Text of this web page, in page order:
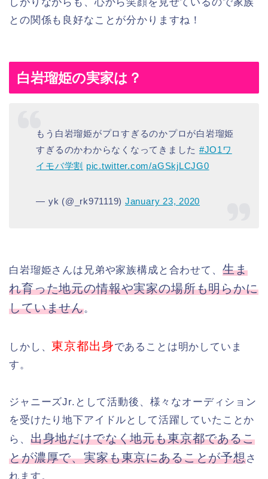
との関係も良好なことが分かりますね！
白岩瑠姫の実家は？
もう白岩瑠姫がプロすぎるのかプロが白岩瑠姫
すぎるのかわからなくなってきました #JO1ワ
イモバ学割 pic.twitter.com/aGSkjLCJG0
— yk (@_rk971119) January 23, 2020
白岩瑠姫さんは兄弟や家族構成と合わせて、 生ま
れ育った地元の情報や実家の場所も明らかに
していません。
しかし、 東京都出身であることは明かしていま
す。
ジャニーズJr.として活動後、様々なオーディション
を受けたり地下アイドルとして活躍していたことか
ら、 出身地だけでなく地元も東京都であるこ
とが濃厚で、実家も東京にあることが予想さ
れます。